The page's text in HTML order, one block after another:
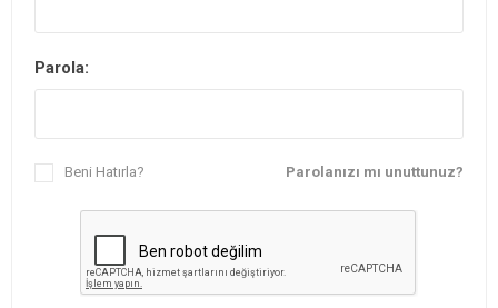
Parola:
Parolanızı mı unuttunuz?
Beni Hatırla?